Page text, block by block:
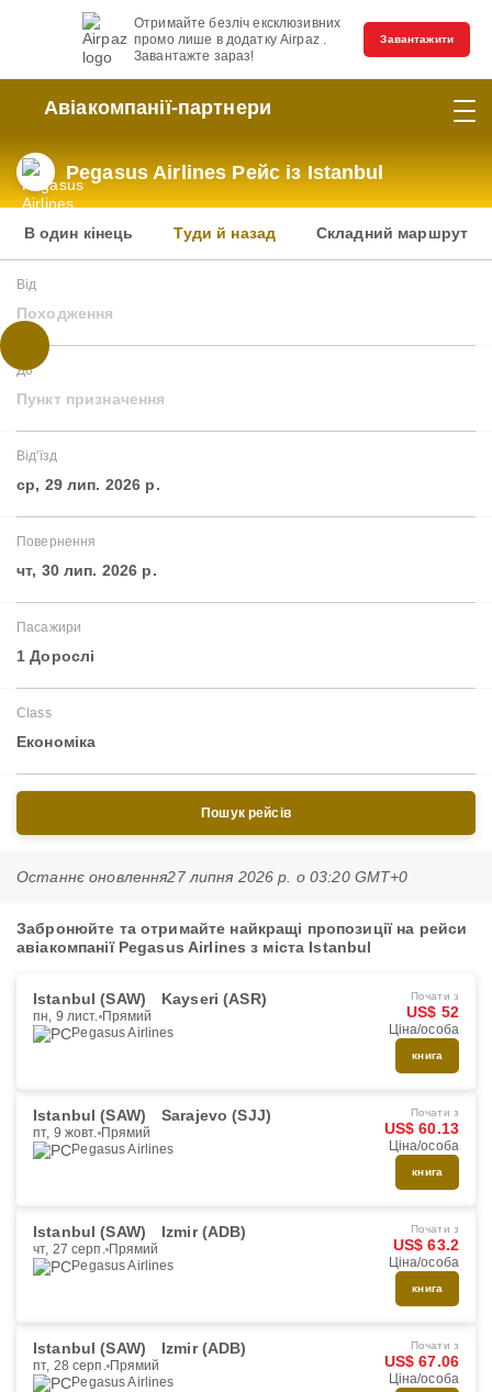
Отримайте безліч ексклюзивних
промо лише в додатку Airpaz .
Завантажте зараз!
Завантажити
Авіакомпанії-партнери
Pegasus Airlines Рейс із Istanbul
В один кінець Туди й назад Складний маршрут
Від
Походження
До
Пункт призначення
Від'їзд
ср, 29 лип. 2026 р.
Повернення
чт, 30 лип. 2026 р.
Пасажири
1 Дорослі
Class
Економіка
Пошук рейсів
Останнє оновлення27 липня 2026 р. о 03:20 GMT+0
Забронюйте та отримайте найкращі пропозиції на рейси
авіакомпанії Pegasus Airlines з міста Istanbul
Istanbul (SAW) Kayseri (ASR)
пн, 9 лист. Прямий
Pegasus Airlines
Почати з
US$ 52
Ціна/особа
книга
Istanbul (SAW) Sarajevo (SJJ)
пт, 9 жовт. Прямий
Pegasus Airlines
Почати з
US$ 60.13
Ціна/особа
книга
Istanbul (SAW) Izmir (ADB)
чт, 27 серп. Прямий
Pegasus Airlines
Почати з
US$ 63.2
Ціна/особа
книга
Istanbul (SAW) Izmir (ADB)
пт, 28 серп. Прямий
Pegasus Airlines
Почати з
US$ 67.06
Ціна/особа